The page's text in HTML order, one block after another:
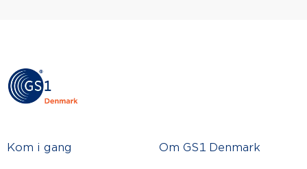
Kom i gang Om GS1 Denmark